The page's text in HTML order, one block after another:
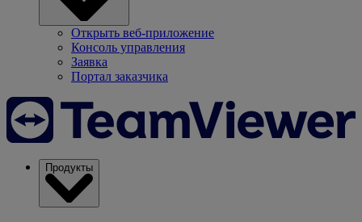
Открыть веб-приложение
Консоль управления
Заявка
Портал заказчика
Продукты